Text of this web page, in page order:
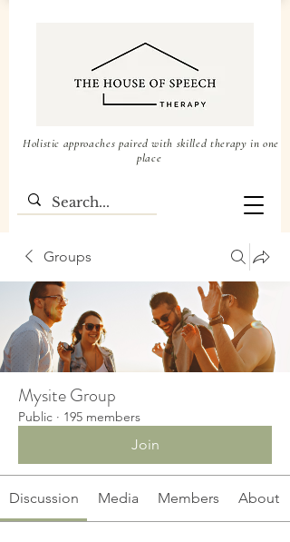
Holistic approaches paired with skilled therapy in one
place
Groups
Mysite Group
Public · 195 members
Join
Discussion Media Members About